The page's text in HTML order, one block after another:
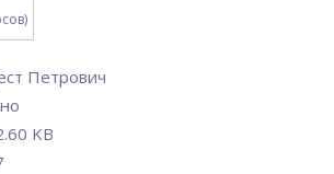
Петрович
KB